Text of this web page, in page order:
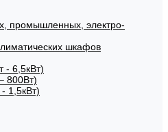
промышленных, электро-
шкафов
6,5кВт)